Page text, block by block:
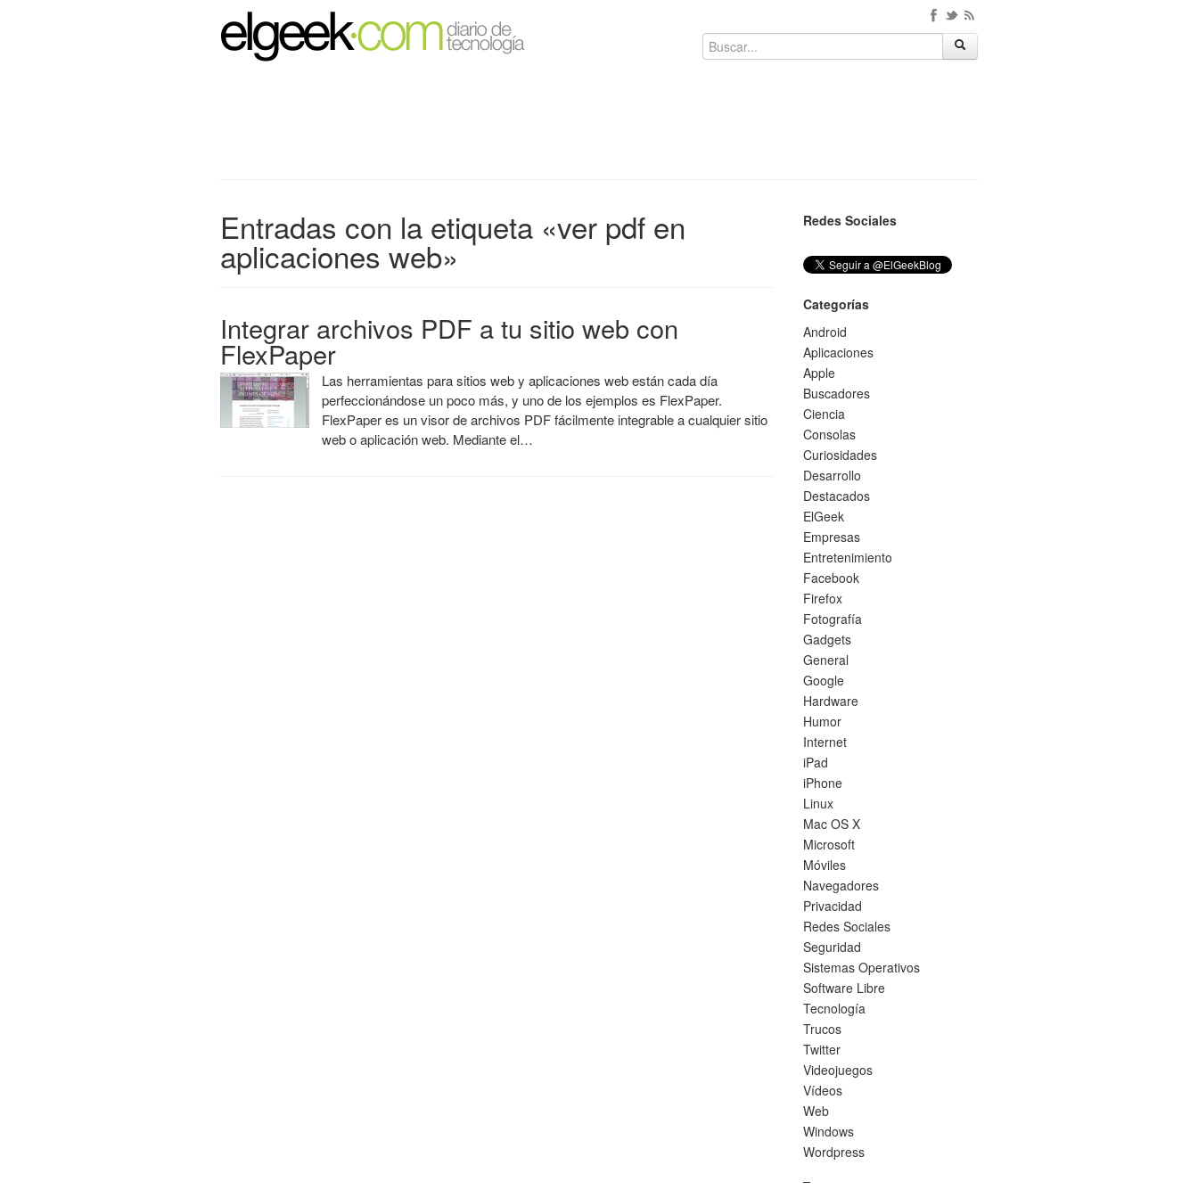
Entradas con la etiqueta «ver pdf en
aplicaciones web»
Integrar archivos PDF a tu sitio web con
FlexPaper
Las herramientas para sitios web y aplicaciones web están cada día
perfeccionándose un poco más, y uno de los ejemplos es FlexPaper.
FlexPaper es un visor de archivos PDF fácilmente integrable a cualquier sitio
web o aplicación web. Mediante el…
Redes Sociales
Categorías
Android
Aplicaciones
Apple
Buscadores
Ciencia
Consolas
Curiosidades
Desarrollo
Destacados
ElGeek
Empresas
Entretenimiento
Facebook
Firefox
Fotografía
Gadgets
General
Google
Hardware
Humor
Internet
iPad
iPhone
Linux
Mac OS X
Microsoft
Móviles
Navegadores
Privacidad
Redes Sociales
Seguridad
Sistemas Operativos
Software Libre
Tecnología
Trucos
Twitter
Videojuegos
Vídeos
Web
Windows
Wordpress
–